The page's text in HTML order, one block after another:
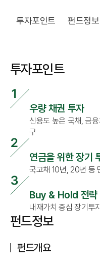
투자포인트 펀드정보
투자포인트
우량 채권 투자
신용도 높은 국채, 금
구
연금을 위한 장기
국고채 10년, 20년 등
Buy & Hold 전략
내재가치 중심 장기투
펀드정보
펀드개요